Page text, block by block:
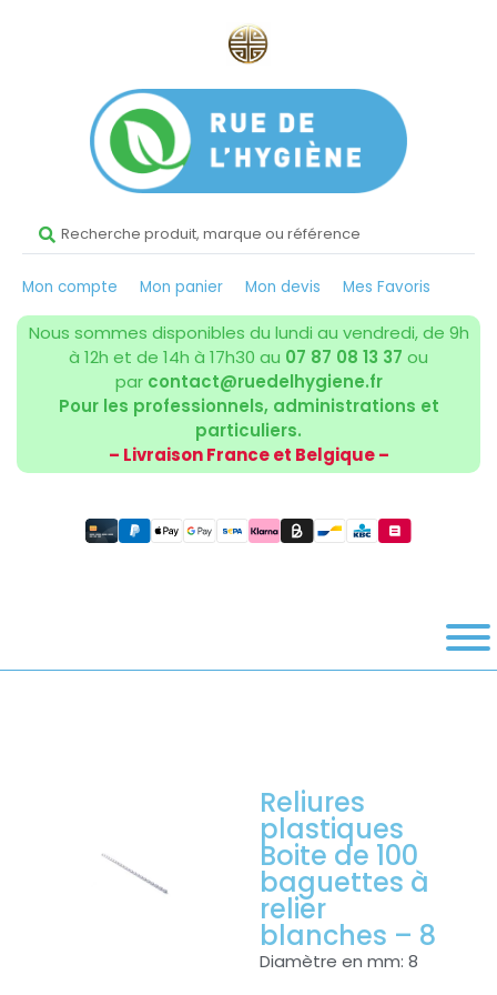
Mon compte Mon panier Mon devis Mes Favoris
Nous sommes disponibles du lundi au vendredi, de 9h
à 12h et de 14h à 17h30 au 07 87 08 13 37 ou
par contact@ruedelhygiene.fr
Pour les professionnels, administrations et
particuliers.
– Livraison France et Belgique –
Reliures
plastiques
Boite de 100
baguettes à
relier
blanches – 8
Diamètre en mm: 8